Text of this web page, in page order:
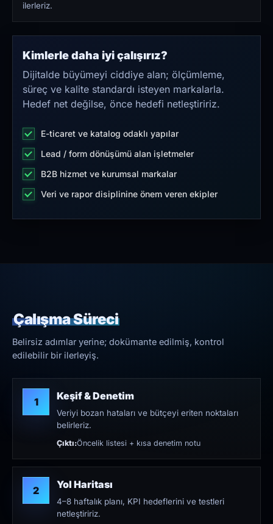
ilerleriz.
Kimlerle daha iyi çalışırız?
Dijitalde büyümeyi ciddiye alan; ölçümleme,
süreç ve kalite standardı isteyen markalarla.
Hedef net değilse, önce hedefi netleştiririz.
E-ticaret ve katalog odaklı yapılar
Lead / form dönüşümü alan işletmeler
B2B hizmet ve kurumsal markalar
Veri ve rapor disiplinine önem veren ekipler
Çalışma Süreci
Belirsiz adımlar yerine; dokümante edilmiş, kontrol
edilebilir bir ilerleyiş.
1 Keşif & Denetim
Veriyi bozan hataları ve bütçeyi eriten noktaları
belirleriz.
Çıktı:Öncelik listesi + kısa denetim notu
2 Yol Haritası
4–8 haftalık planı, KPI hedeflerini ve testleri
netleştiririz.